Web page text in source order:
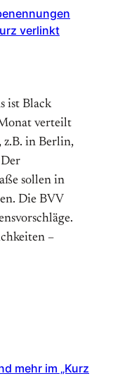
verlinkt
ist Black
verteilt
z.B. in Berlin,
sollen in
Die BVV
–
mehr im „Kurz